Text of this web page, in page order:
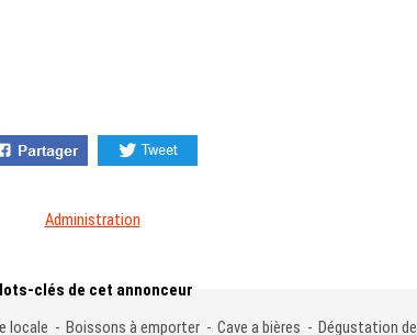
Administration
clés de cet annonceur
locale - Boissons à emporter - Cave a bières - Dégustation de